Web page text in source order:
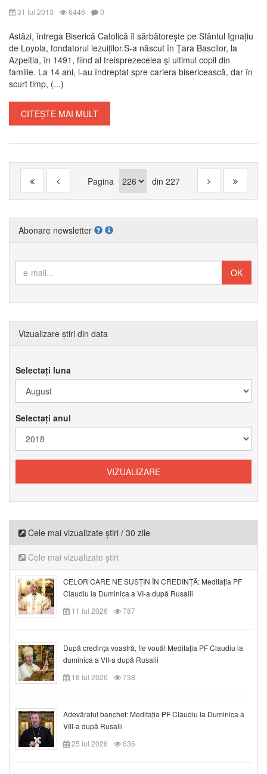
31 Iul 2013 6446 0
Astăzi, întrega Biserică Catolică îl sărbătorește pe Sfântul Ignațiu
de Loyola, fondatorul iezuiților.S-a născut în Ţara Bascilor, la
Azpeitia, în 1491, fiind al treisprezecelea şi ultimul copil din
familie. La 14 ani, l-au îndreptat spre cariera bisericească, dar în
scurt timp, (...)
CITEȘTE MAI MULT
Pagina din 227
Abonare newsletter
Vizualizare știri din data
Selectați luna
Selectați anul
Cele mai vizualizate știri / 30 zile
Cele mai vizualizate știri
CELOR CARE NE SUSȚIN ÎN CREDINȚĂ: Meditația PF
Claudiu la Duminica a VI-a după Rusalii
11 Iul 2026
787
După credinţa voastră, fie vouă! Meditația PF Claudiu la
duminica a VII-a după Rusalii
18 Iul 2026
738
Adevăratul banchet: Meditația PF Claudiu la Duminica a
VIII-a după Rusalii
25 Iul 2026
636